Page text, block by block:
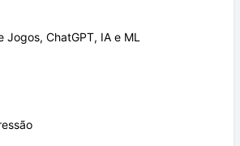
Jogos, ChatGPT, IA e ML